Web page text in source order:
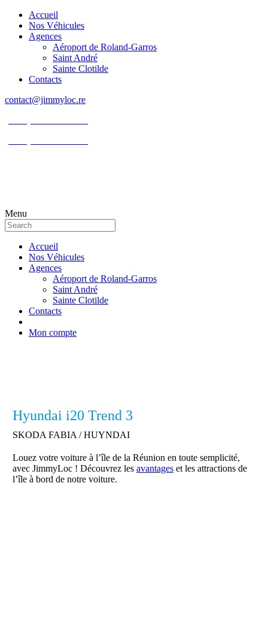
Accueil
Nos Véhicules
Agences
Aéroport de Roland-Garros
Saint André
Sainte Clotilde
Contacts
contact@jimmyloc.re
Menu
Accueil
Nos Véhicules
Agences
Aéroport de Roland-Garros
Saint André
Sainte Clotilde
Contacts
Mon compte
Hyundai i20 Trend 3
SKODA FABIA / HUYNDAI
Louez votre voiture à l’île de la Réunion en toute semplicité,
avec JimmyLoc ! Découvrez les avantageset les attractions de
l’île à bord de notre voiture.